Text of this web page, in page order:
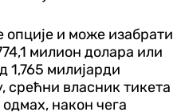
опције и може изабрати
милион долара или
1,765 милијарди
срећни власник тикета
након чега